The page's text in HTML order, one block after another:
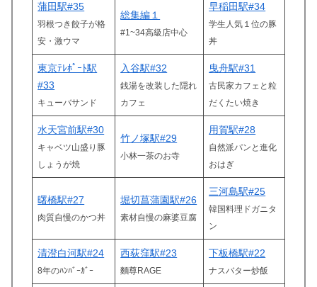
蒲田駅#35
羽根つき餃子が格
安・激ウマ
総集編１
#1~34高級店中心
早稲田駅#34
学生人気１位の豚
丼
東京ﾃﾚﾎﾟｰﾄ駅
#33
キューバサンド
入谷駅#32
銭湯を改装した隠れ
カフェ
曳舟駅#31
古民家カフェと粒
だくたい焼き
水天宮前駅#30
キャベツ山盛り豚
しょうが焼
竹ノ塚駅#29
小林一茶のお寺
用賀駅#28
自然派パンと進化
おはぎ
曙橋駅#27
肉質自慢のかつ丼
堀切菖蒲園駅#26
素材自慢の麻婆豆腐
三河島駅#25
韓国料理ドガニタ
ン
清澄白河駅#24
8年のﾊﾝﾊﾞｰｶﾞｰ
西荻窪駅#23
麵尊RAGE
下板橋駅#22
ナスバター炒飯